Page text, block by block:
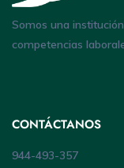
Somos una
competencias
CONTÁCTANOS
944-493-357